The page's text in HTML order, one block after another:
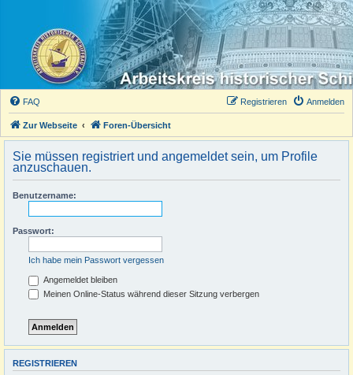
FAQ Anmelden
Registrieren
Zur Webseite Foren-Übersicht
Sie müssen registriert und angemeldet sein, um Profile
anzuschauen.
Benutzername:
Passwort:
Ich habe mein Passwort vergessen
Angemeldet bleiben
Meinen Online-Status während dieser Sitzung verbergen
REGISTRIEREN